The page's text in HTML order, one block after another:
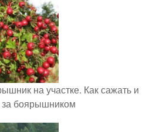
на участке. Как сажать и
за боярышником